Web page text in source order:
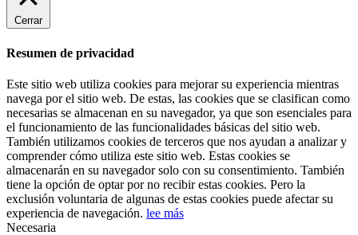
Cerrar
Resumen de privacidad
Este sitio web utiliza cookies para mejorar su experiencia mientras
navega por el sitio web. De estas, las cookies que se clasifican como
necesarias se almacenan en su navegador, ya que son esenciales para
el funcionamiento de las funcionalidades básicas del sitio web.
También utilizamos cookies de terceros que nos ayudan a analizar y
comprender cómo utiliza este sitio web. Estas cookies se
almacenarán en su navegador solo con su consentimiento. También
tiene la opción de optar por no recibir estas cookies. Pero la
exclusión voluntaria de algunas de estas cookies puede afectar su
experiencia de navegación. lee más
Necesaria